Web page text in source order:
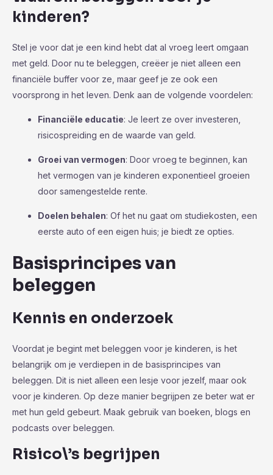
kinderen?
Stel je voor dat je een kind hebt dat al vroeg leert omgaan
met geld. Door nu te beleggen, creëer je niet alleen een
financiële buffer voor ze, maar geef je ze ook een
voorsprong in het leven. Denk aan de volgende voordelen:
Financiële educatie: Je leert ze over investeren,
risicospreiding en de waarde van geld.
Groei van vermogen: Door vroeg te beginnen, kan
het vermogen van je kinderen exponentieel groeien
door samengestelde rente.
Doelen behalen: Of het nu gaat om studiekosten, een
eerste auto of een eigen huis; je biedt ze opties.
Basisprincipes van
beleggen
Kennis en onderzoek
Voordat je begint met beleggen voor je kinderen, is het
belangrijk om je verdiepen in de basisprincipes van
beleggen. Dit is niet alleen een lesje voor jezelf, maar ook
voor je kinderen. Op deze manier begrijpen ze beter wat er
met hun geld gebeurt. Maak gebruik van boeken, blogs en
podcasts over beleggen.
Risico\’s begrijpen